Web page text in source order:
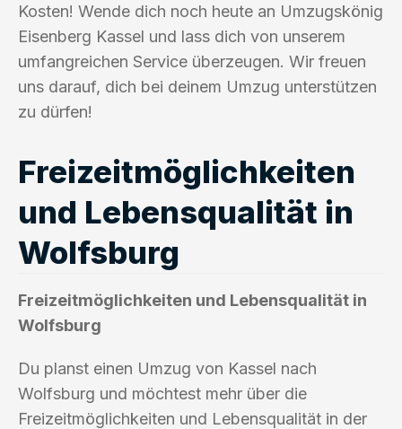
Kosten! Wende dich noch heute an Umzugskönig
Eisenberg Kassel und lass dich von unserem
umfangreichen Service überzeugen. Wir freuen
uns darauf, dich bei deinem Umzug unterstützen
zu dürfen!
Freizeitmöglichkeiten
und Lebensqualität in
Wolfsburg
Freizeitmöglichkeiten und Lebensqualität in
Wolfsburg
Du planst einen Umzug von Kassel nach
Wolfsburg und möchtest mehr über die
Freizeitmöglichkeiten und Lebensqualität in der